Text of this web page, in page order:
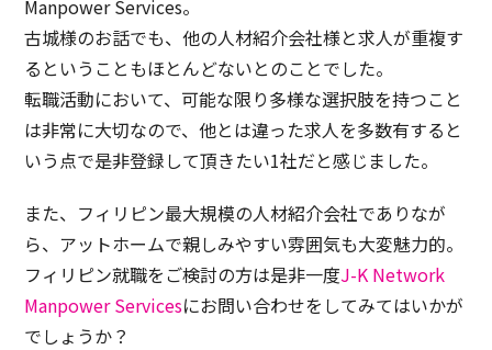
Manpower Services。
古城様のお話でも、他の人材紹介会社様と求人が重複す
るということもほとんどないとのことでした。
転職活動において、可能な限り多様な選択肢を持つこと
は非常に大切なので、他とは違った求人を多数有すると
いう点で是非登録して頂きたい1社だと感じました。
また、フィリピン最大規模の人材紹介会社でありなが
ら、アットホームで親しみやすい雰囲気も大変魅力的。
フィリピン就職をご検討の方は是非一度J-K Network
Manpower Servicesにお問い合わせをしてみてはいかが
でしょうか？